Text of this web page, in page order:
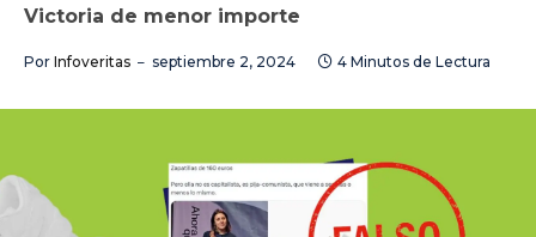
Victoria de menor importe
Por Infoveritas septiembre 2, 2024 4 Minutos de Lectura